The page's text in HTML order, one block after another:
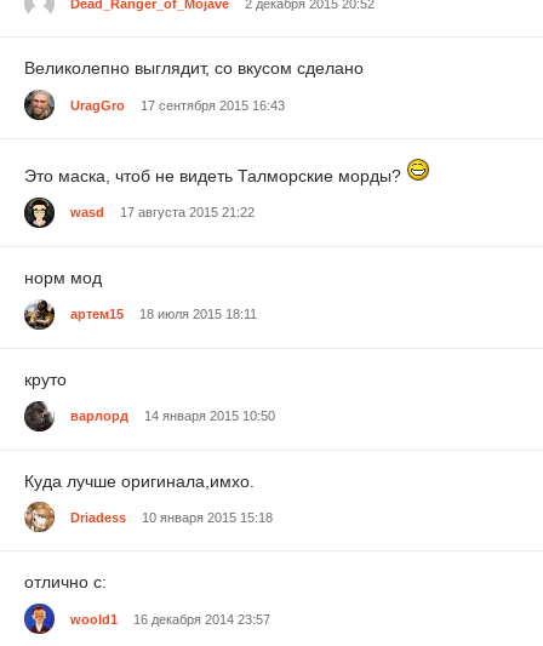
Dead_Ranger_of_Mojave 2 декабря 2015 20:52
Великолепно выглядит, со вкусом сделано
UragGro 17 сентября 2015 16:43
Это маска, чтоб не видеть Талморские морды?
wasd 17 августа 2015 21:22
норм мод
артем15 18 июля 2015 18:11
круто
варлорд 14 января 2015 10:50
Куда лучше оригинала,имхо.
Driadess 10 января 2015 15:18
отлично с:
woold1 16 декабря 2014 23:57